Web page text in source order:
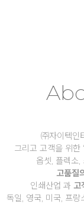
㈜자이텍인
그리고 고객을 위한 ‘
옵셋, 플렉소,
고품질
인쇄산업 과 고
독일, 영국, 미국, 프